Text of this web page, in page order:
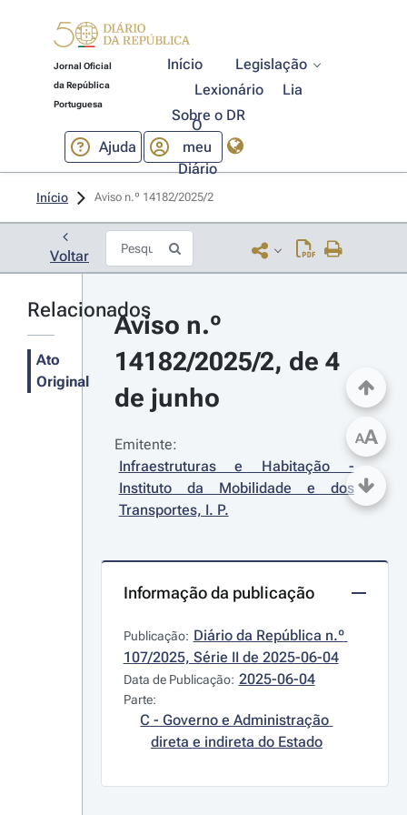
Jornal Oficial
da República
Portuguesa
Início
Legislação
Lexionário
Lia
Sobre o DR
Ajuda
O
meu
Diário
Início Aviso n.º 14182/2025/2
Voltar
Relacionados
Ato
Original
Aviso n.º
14182/2025/2, de 4
de junho
Emitente:
Infraestruturas e Habitação -
Instituto da Mobilidade e dos
Transportes, I. P.
Informação da publicação
Publicação: Diário da República n.º
107/2025, Série II de 2025-06-04
Data de Publicação: 2025-06-04
Parte:
C - Governo e Administração
direta e indireta do Estado
AA